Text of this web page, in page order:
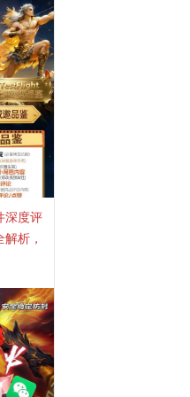
深度评
析，
认准